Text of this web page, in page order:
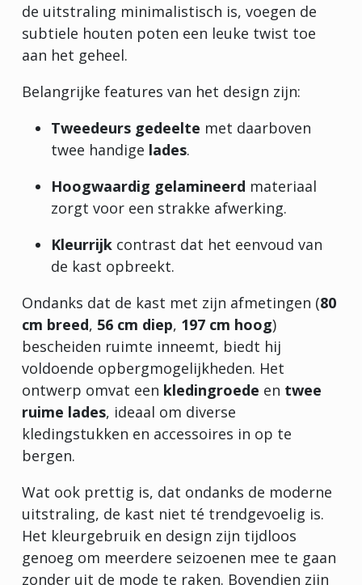
de uitstraling minimalistisch is, voegen de
subtiele houten poten een leuke twist toe
aan het geheel.
Belangrijke features van het design zijn:
Tweedeurs gedeelte met daarboven
twee handige lades.
Hoogwaardig gelamineerd materiaal
zorgt voor een strakke afwerking.
Kleurrijk contrast dat het eenvoud van
de kast opbreekt.
Ondanks dat de kast met zijn afmetingen (80
cm breed, 56 cm diep, 197 cm hoog)
bescheiden ruimte inneemt, biedt hij
voldoende opbergmogelijkheden. Het
ontwerp omvat een kledingroede en twee
ruime lades, ideaal om diverse
kledingstukken en accessoires in op te
bergen.
Wat ook prettig is, dat ondanks de moderne
uitstraling, de kast niet té trendgevoelig is.
Het kleurgebruik en design zijn tijdloos
genoeg om meerdere seizoenen mee te gaan
zonder uit de mode te raken. Bovendien zijn